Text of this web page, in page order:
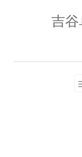
吉